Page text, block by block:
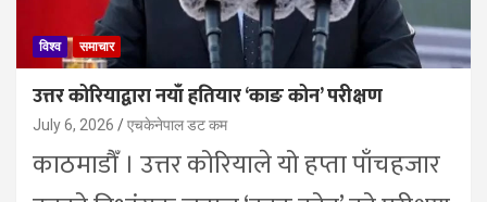
विश्व समाचार
उत्तर कोरियाद्वारा नयाँ हतियार ‘काङ कोन’ परीक्षण
July 6, 2026 एचकेनेपाल डट कम
काठमाडाैँ । उत्तर कोरियाले यो हप्ता पाँचहजार